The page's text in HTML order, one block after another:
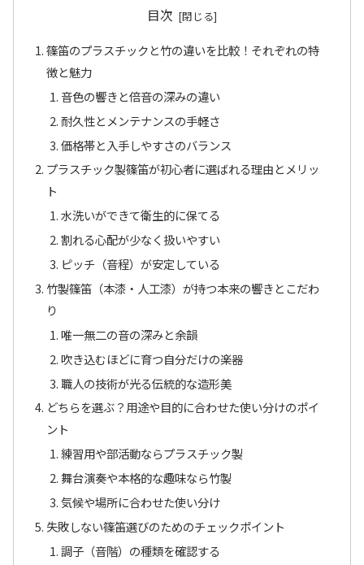
目次
篠笛のプラスチックと竹の違いを比較！それぞれの特
徴と魅力
音色の響きと倍音の深みの違い
耐久性とメンテナンスの手軽さ
価格帯と入手しやすさのバランス
プラスチック製篠笛が初心者に選ばれる理由とメリッ
ト
水洗いができて衛生的に保てる
割れる心配が少なく扱いやすい
ピッチ（音程）が安定している
竹製篠笛（本漆・人工漆）が持つ本来の響きとこだわ
り
唯一無二の音の深みと余韻
吹き込むほどに育つ自分だけの楽器
職人の技術が光る伝統的な造形美
どちらを選ぶ？用途や目的に合わせた使い分けのポイ
ント
練習用や部活動ならプラスチック製
舞台演奏や本格的な趣味なら竹製
気候や場所に合わせた使い分け
失敗しない篠笛選びのためのチェックポイント
調子（音階）の種類を確認する